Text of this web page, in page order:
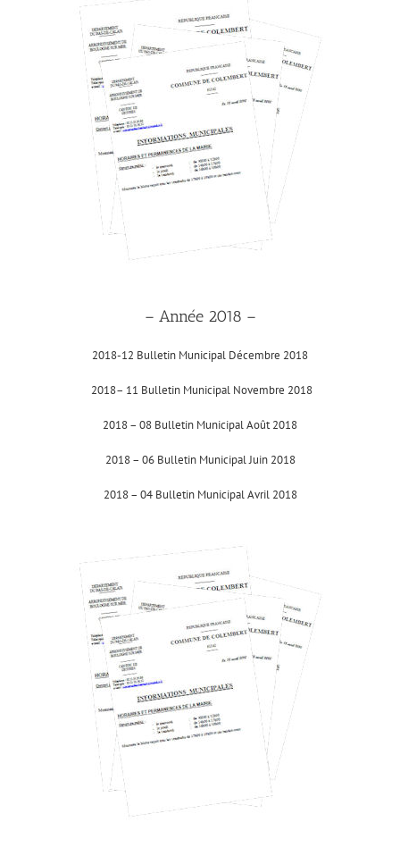
– Année 2018 –
2018-12 Bulletin Municipal Décembre 2018
2018– 11 Bulletin Municipal Novembre 2018
2018 – 08 Bulletin Municipal Août 2018
2018 – 06 Bulletin Municipal Juin 2018
2018 – 04 Bulletin Municipal Avril 2018